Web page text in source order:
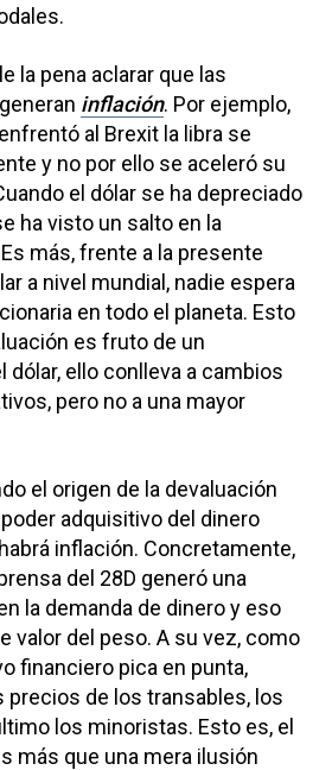
la pena aclarar que las
inflación. Por ejemplo,
al Brexit la libra se
y no por ello se aceleró su
el dólar se ha depreciado
ha visto un salto en la
más, frente a la presente
a nivel mundial, nadie espera
en todo el planeta. Esto
es fruto de un
ello conlleva a cambios
pero no a una mayor
el origen de la devaluación
adquisitivo del dinero
inflación. Concretamente,
del 28D generó una
la demanda de dinero y eso
valor del peso. A su vez, como
financiero pica en punta,
precios de los transables, los
los minoristas. Esto es, el
más que una mera ilusión